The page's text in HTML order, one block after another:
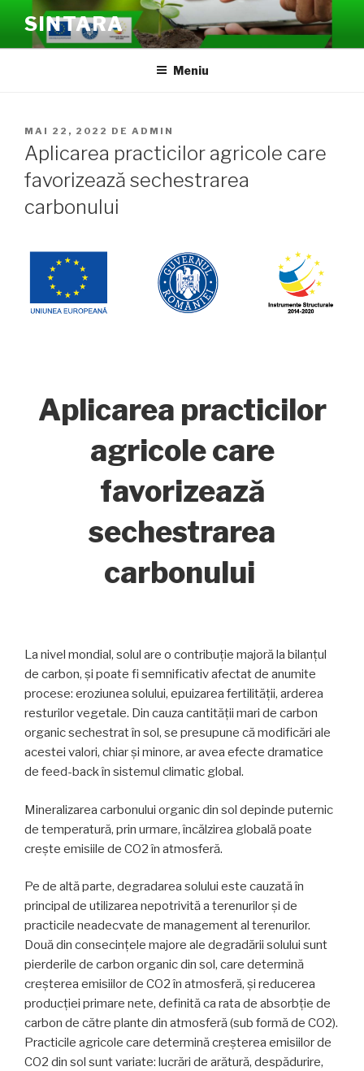
conținut
SINTARA
Meniu
PUBLICAT
PE
MAI 22, 2022 DE ADMIN
Aplicarea practicilor agricole care
favorizează sechestrarea
carbonului
Aplicarea practicilor
agricole care
favorizează
sechestrarea
carbonului
La nivel mondial, solul are o contribuție majoră la bilanțul
de carbon, și poate fi semnificativ afectat de anumite
procese: eroziunea solului, epuizarea fertilității, arderea
resturilor vegetale. Din cauza cantității mari de carbon
organic sechestrat în sol, se presupune că modificări ale
acestei valori, chiar și minore, ar avea efecte dramatice
de feed-back în sistemul climatic global.
Mineralizarea carbonului organic din sol depinde puternic
de temperatură, prin urmare, încălzirea globală poate
crește emisiile de CO2 în atmosferă.
Pe de altă parte, degradarea solului este cauzată în
principal de utilizarea nepotrivită a terenurilor și de
practicile neadecvate de management al terenurilor.
Două din consecințele majore ale degradării solului sunt
pierderile de carbon organic din sol, care determină
creșterea emisiilor de CO2 în atmosferă, și reducerea
producției primare nete, definită ca rata de absorbție de
carbon de către plante din atmosferă (sub formă de CO2).
Practicile agricole care determină creșterea emisiilor de
CO2 din sol sunt variate: lucrări de arătură, despădurire,